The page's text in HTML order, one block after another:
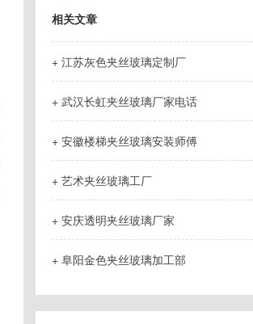
相关文章
+ 江苏灰色夹丝玻璃定制厂
+ 武汉长虹夹丝玻璃厂家电话
+ 安徽楼梯夹丝玻璃安装师傅
+ 艺术夹丝玻璃工厂
+ 安庆透明夹丝玻璃厂家
+ 阜阳金色夹丝玻璃加工部